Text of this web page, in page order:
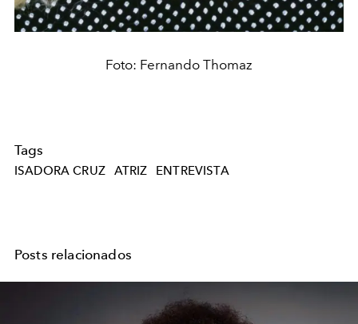
Foto: Fernando Thomaz
Tags
ISADORA CRUZ ATRIZ ENTREVISTA
Posts relacionados